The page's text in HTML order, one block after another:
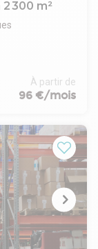
300 m²
d'activités
axes
322m² à
stationnements
calme et
à la fois des
À partir de
96 €/mois